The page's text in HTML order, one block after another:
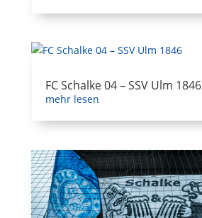
FC Schalke 04 – SSV Ulm 1846
mehr lesen